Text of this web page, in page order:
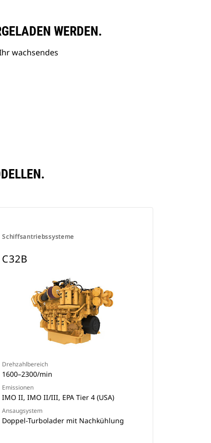
WERDEN.
wachsendes
Schiffsantriebssysteme
C32B
Drehzahlbereich
1600–2300/min
Emissionen
IMO II, IMO II/III, EPA Tier 4 (USA)
Ansaugsystem
Doppel-Turbolader mit Nachkühlung